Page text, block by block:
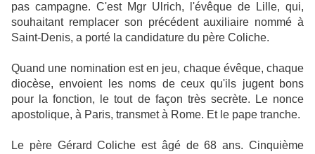
pas campagne. C'est Mgr Ulrich, l'évêque de Lille, qui,
souhaitant remplacer son précédent auxiliaire nommé à
Saint-Denis, a porté la candidature du père Coliche.
Quand une nomination est en jeu, chaque évêque, chaque
diocèse, envoient les noms de ceux qu'ils jugent bons
pour la fonction, le tout de façon très secrète. Le nonce
apostolique, à Paris, transmet à Rome. Et le pape tranche.
Le père Gérard Coliche est âgé de 68 ans. Cinquième